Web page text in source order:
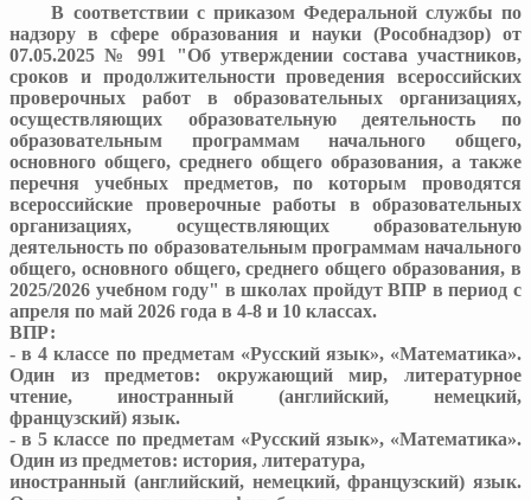
В соответствии с приказом Федеральной службы по
надзору в сфере образования и науки (Рособнадзор) от
07.05.2025 № 991 "Об утверждении состава участников,
сроков и продолжительности проведения всероссийских
проверочных работ в образовательных организациях,
осуществляющих образовательную деятельность по
образовательным программам начального общего,
основного общего, среднего общего образования, а также
перечня учебных предметов, по которым проводятся
всероссийские проверочные работы в образовательных
организациях, осуществляющих образовательную
деятельность по образовательным программам начального
общего, основного общего, среднего общего образования, в
2025/2026 учебном году" в школах пройдут ВПР в период с
апреля по май 2026 года в 4-8 и 10 классах.
ВПР:
- в 4 классе по предметам «Русский язык», «Математика».
Один из предметов: окружающий мир, литературное
чтение, иностранный (английский, немецкий,
французский) язык.
- в 5 классе по предметам «Русский язык», «Математика».
Один из предметов: история, литература,
иностранный (английский, немецкий, французский) язык.